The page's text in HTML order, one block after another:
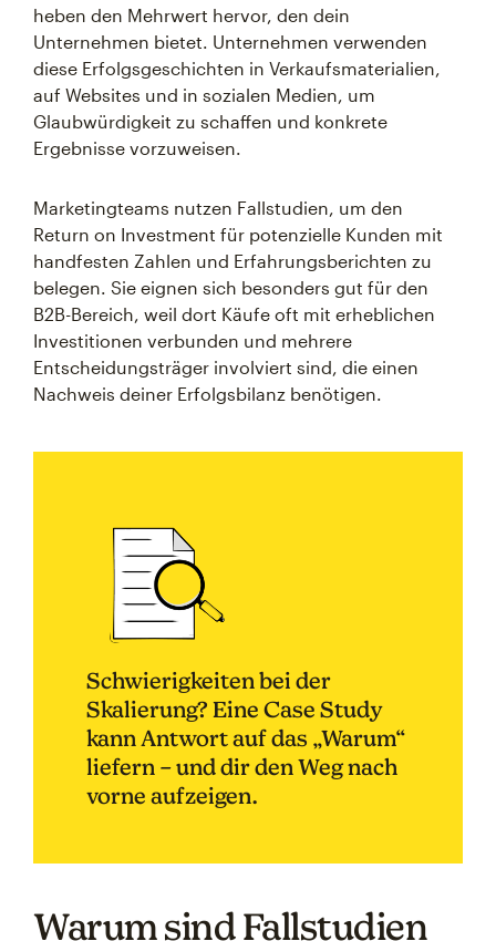
heben den Mehrwert hervor, den dein
Unternehmen bietet. Unternehmen verwenden
diese Erfolgsgeschichten in Verkaufsmaterialien,
auf Websites und in sozialen Medien, um
Glaubwürdigkeit zu schaffen und konkrete
Ergebnisse vorzuweisen.
Marketingteams nutzen Fallstudien, um den
Return on Investment für potenzielle Kunden mit
handfesten Zahlen und Erfahrungsberichten zu
belegen. Sie eignen sich besonders gut für den
B2B-Bereich, weil dort Käufe oft mit erheblichen
Investitionen verbunden und mehrere
Entscheidungsträger involviert sind, die einen
Nachweis deiner Erfolgsbilanz benötigen.
Schwierigkeiten bei der
Skalierung? Eine Case Study
kann Antwort auf das „Warum“
liefern – und dir den Weg nach
vorne aufzeigen.
Warum sind Fallstudien